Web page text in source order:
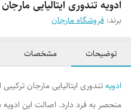
ادویه تندوری ایتالیایی مارجان 1 کیلوگرم
برند: فروشگاه مارجان
توضیحات مشخصات
ادویهتندوری ایتالیایی مارجان
منحصر به فرد دارد. اصالت این